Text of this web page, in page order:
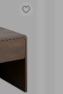
Legg
favoritter